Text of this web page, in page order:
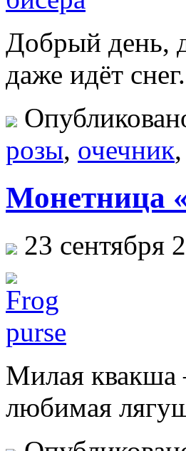
Добрый день,
даже идёт
розы, очечник,
Монетница
23 сентября
Милая квакша
любимая